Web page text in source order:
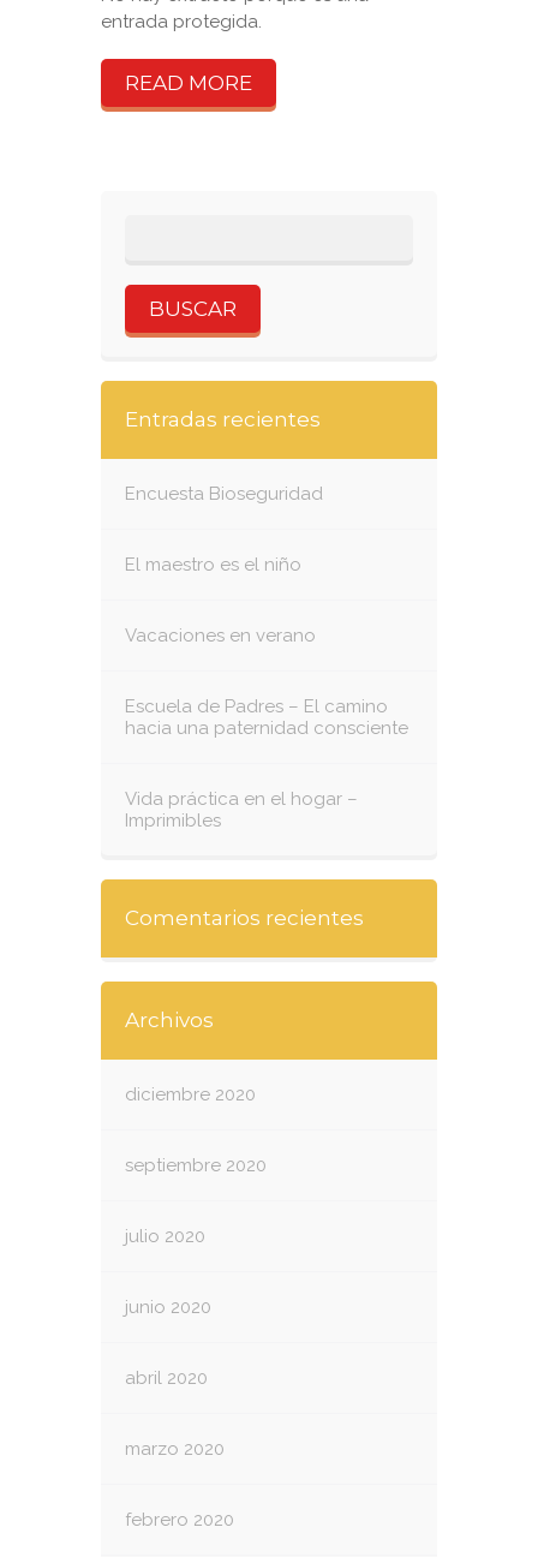
entrada protegida.
READ MORE
Entradas recientes
Encuesta Bioseguridad
El maestro es el niño
Vacaciones en verano
Escuela de Padres – El camino
hacia una paternidad consciente
Vida práctica en el hogar –
Imprimibles
Comentarios recientes
Archivos
diciembre 2020
septiembre 2020
julio 2020
junio 2020
abril 2020
marzo 2020
febrero 2020